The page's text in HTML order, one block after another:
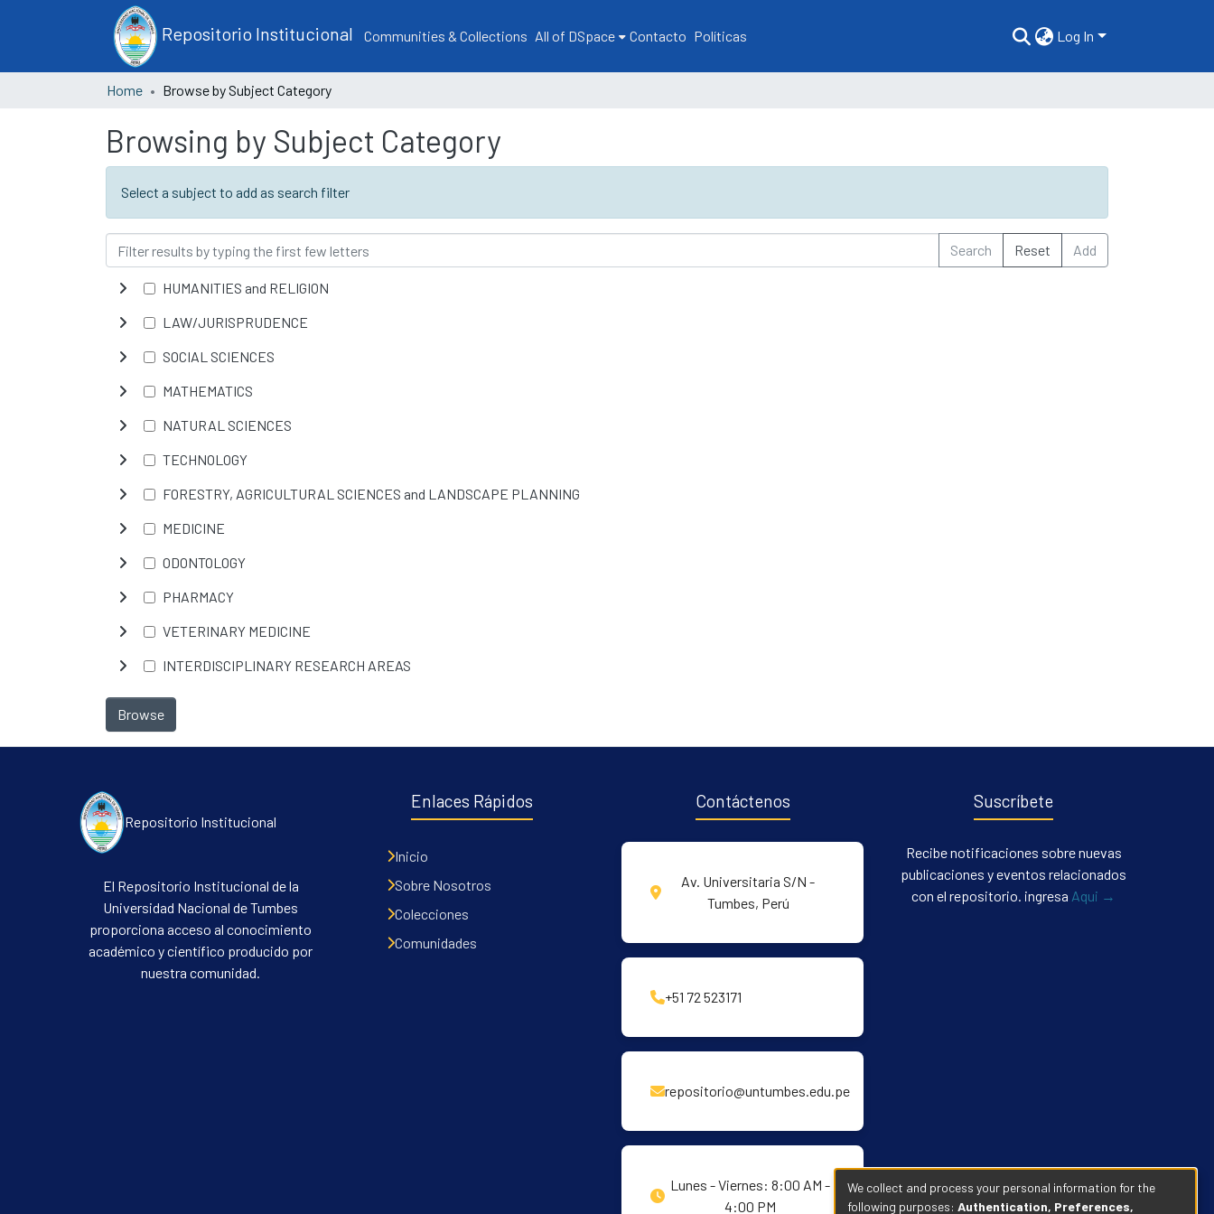
Repositorio Institucional Communities & Collections All of DSpace Contacto Políticas Log In
Home Browse by Subject Category
Browsing by Subject Category
Select a subject to add as search filter
Search Reset Add
HUMANITIES and RELIGION
LAW/JURISPRUDENCE
SOCIAL SCIENCES
MATHEMATICS
NATURAL SCIENCES
TECHNOLOGY
FORESTRY, AGRICULTURAL SCIENCES and LANDSCAPE PLANNING
MEDICINE
ODONTOLOGY
PHARMACY
VETERINARY MEDICINE
INTERDISCIPLINARY RESEARCH AREAS
Browse
Repositorio Institucional
El Repositorio Institucional de la
Universidad Nacional de Tumbes
proporciona acceso al conocimiento
académico y científico producido por
nuestra comunidad.
Enlaces Rápidos
Inicio
Sobre Nosotros
Colecciones
Comunidades
Contáctenos
Av. Universitaria S/N -
Tumbes, Perú
+51 72 523171
repositorio@untumbes.edu.pe
Lunes - Viernes: 8:00 AM -
4:00 PM
Suscríbete
Recibe notificaciones sobre nuevas
publicaciones y eventos relacionados
con el repositorio. ingresa Aqui →
We collect and process your personal information for the
following purposes: Authentication, Preferences,